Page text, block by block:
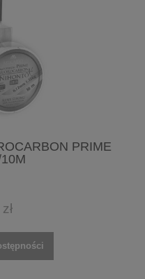
PRIME